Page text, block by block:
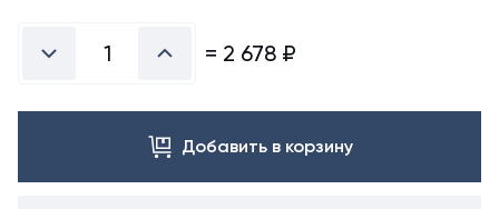
цвета.
Для
выбора
другого
= 2 678 ₽
Добавить в корзину